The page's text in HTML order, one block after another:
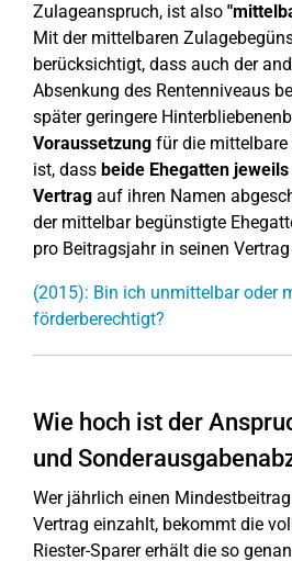
Zulageanspruch, ist also
Mit der mittelbaren
berücksichtigt, dass auch der
Absenkung des Rentenniveaus
später geringere
Voraussetzung für die
ist, dass beide Ehegatten
Vertrag auf ihren Namen
der mittelbar begünstigte
pro Beitragsjahr in seinen
(2015): Bin ich unmittelbar oder
förderberechtigt?
Wie hoch ist der
und
Wer jährlich einen
Vertrag einzahlt, bekommt die
Riester-Sparer erhält die so